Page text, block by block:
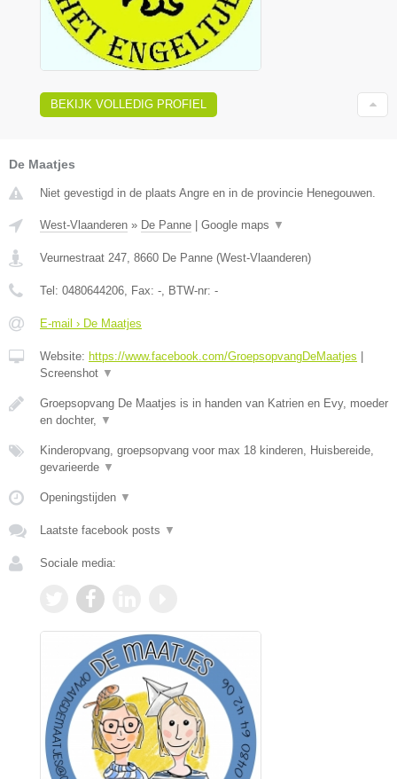
BEKIJK VOLLEDIG PROFIEL
De Maatjes
Niet gevestigd in de plaats Angre en in de provincie Henegouwen.
West-Vlaanderen » De Panne Google maps ▼
Veurnestraat 247, 8660 De Panne (West-Vlaanderen)
Tel: 0480644206, Fax: -, BTW-nr: -
E-mail › De Maatjes
Website: https://www.facebook.com/GroepsopvangDeMaatjes
Screenshot ▼
Groepsopvang De Maatjes is in handen van Katrien en Evy, moeder
en dochter, ▼
Kinderopvang, groepsopvang voor max 18 kinderen, Huisbereide,
gevarieerde ▼
Openingstijden ▼
Laatste facebook posts ▼
Sociale media: